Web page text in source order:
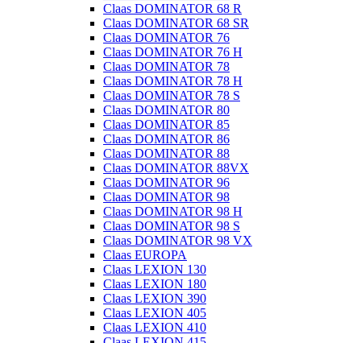
Claas DOMINATOR 68 R
Claas DOMINATOR 68 SR
Claas DOMINATOR 76
Claas DOMINATOR 76 H
Claas DOMINATOR 78
Claas DOMINATOR 78 H
Claas DOMINATOR 78 S
Claas DOMINATOR 80
Claas DOMINATOR 85
Claas DOMINATOR 86
Claas DOMINATOR 88
Claas DOMINATOR 88VX
Claas DOMINATOR 96
Claas DOMINATOR 98
Claas DOMINATOR 98 H
Claas DOMINATOR 98 S
Claas DOMINATOR 98 VX
Claas EUROPA
Claas LEXION 130
Claas LEXION 180
Claas LEXION 390
Claas LEXION 405
Claas LEXION 410